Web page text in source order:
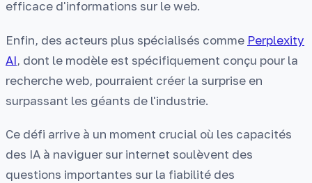
efficace d'informations sur le web.
Enfin, des acteurs plus spécialisés comme Perplexity
AI, dont le modèle est spécifiquement conçu pour la
recherche web, pourraient créer la surprise en
surpassant les géants de l'industrie.
Ce défi arrive à un moment crucial où les capacités
des IA à naviguer sur internet soulèvent des
questions importantes sur la fiabilité des